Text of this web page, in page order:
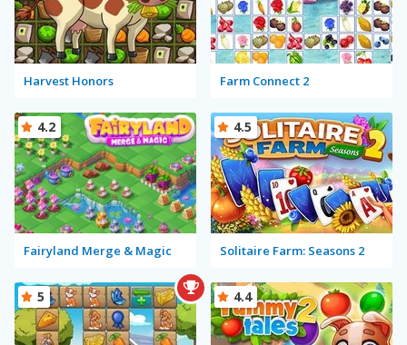
Harvest Honors Farm Connect 2
Fairyland Merge & Magic
4.2
Solitaire Farm: Seasons 2
4.5
5 4.4